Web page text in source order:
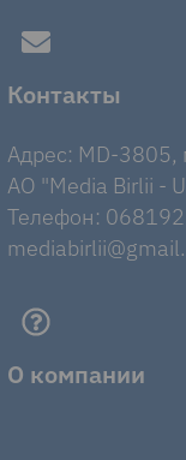
Контакты
Адрес: MD-
AO "Media Birlii -
Телефон:
О компании